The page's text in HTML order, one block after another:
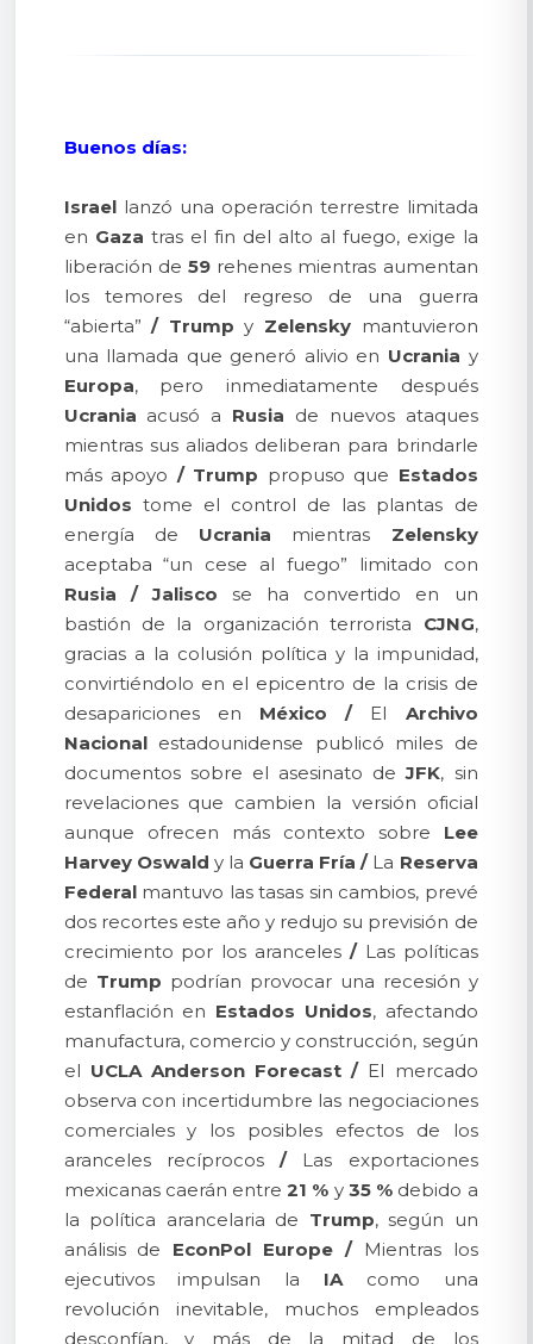
Buenos días:
Israellanzó una operación terrestre limitada
en Gaza tras el fin del alto al fuego, exige la
liberación de 59rehenes mientras aumentan
los temores del regreso de una guerra
“abierta”/ Trump y Zelenskymantuvieron
una llamada que generó alivio en Ucrania y
Europa, pero inmediatamente después
Ucrania acusó a Rusia de nuevos ataques
mientras sus aliados deliberan para brindarle
más apoyo / Trump propuso que Estados
Unidos tome el control de las plantas de
energía de Ucrania mientras Zelensky
aceptaba “un cese al fuego” limitado con
Rusia
/ Jalisco se ha convertido en un
bastión de la organización terrorista CJNG,
gracias a la colusión política y la impunidad,
convirtiéndolo en el epicentro de la crisis de
desapariciones en México /El Archivo
Nacionalestadounidense publicó miles de
documentos sobre el asesinato deJFK, sin
revelaciones que cambien la versión oficial
aunque ofrecen más contexto sobre Lee
Harvey Oswald y la Guerra Fría /La Reserva
Federalmantuvo las tasas sin cambios, prevé
dos recortes este año y redujo su previsión de
crecimiento por los aranceles /Las políticas
de Trump podrían provocar una recesión y
estanflación en Estados Unidos, afectando
manufactura, comercio y construcción, según
el UCLA Anderson Forecast /El mercado
observa con incertidumbre las negociaciones
comerciales y los posibles efectos de los
aranceles recíprocos/Las exportaciones
mexicanas caerán entre21 % y 35 % debido a
la política arancelaria de Trump, según un
análisis de EconPol Europe /Mientras los
ejecutivos impulsan la IAcomo una
revolución inevitable, muchos empleados
desconfían, y más de la mitad de los